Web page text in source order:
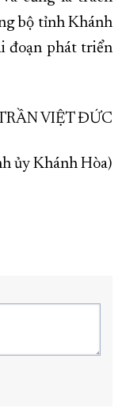
bộ tỉnh Khánh
đoạn phát triển
VIỆT ĐỨC
ủy Khánh Hòa)